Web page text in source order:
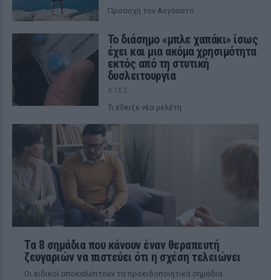
Προσοχή τον Αύγουστο
Το διάσημο «μπλε χαπάκι» ίσως
έχει και μια ακόμα χρησιμότητα
εκτός από τη στυτική
δυσλειτουργία
ΧΤΕΣ
Τι έδειξε νέα μελέτη
Τα 8 σημάδια που κάνουν έναν θεραπευτή
ζευγαριών να πιστεύει ότι η σχέση τελειώνει
Οι ειδικοί αποκαλύπτουν τα προειδοποιητικά σημάδια